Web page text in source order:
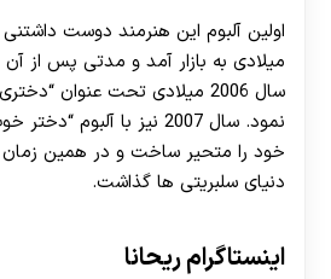
میلادی به بازار آمد و مدتی پس از آن
سال 2006 میلادی تحت عنوان
نمود. سال 2007 نیز با
خود را متحیر ساخت و در همین زمان
دنیای سلبریتی ها گذاشت.
اینستاگرام ریحانا